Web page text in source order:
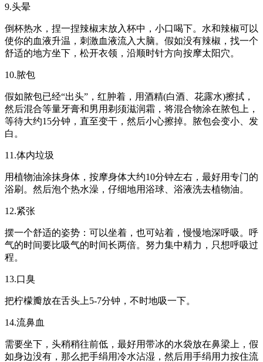
9.头晕
倒杯热水，捏一捏辣椒末放入杯中，小口喝下。水和辣椒可以
使你的血液升温，刺激血液流入大脑。假如没有辣椒，找一个
舒适的地方坐下，松开衣领，沿顺时针方向按摩太阳穴。
10.脓包
假如脓包已经“出头”，红肿着，用酒精(白酒、花露水)擦拭，
然后混合等量牙膏和男用剃须滋润霜，将混合物涂在脓包上，
等待大约15分钟，直至变干，然后小心擦掉。脓包会变小、发
白。
11.体内垃圾
用植物油涂抹身体，按摩身体大约10分钟左右，最好用专门的
浴刷。然后泡个热水澡，仔细地用浴球、浴液洗去植物油。
12.紧张
摆一个舒适的姿势：可以坐着，也可站着，慢慢地深呼吸。呼
气的时间要比吸气的时间长两倍。努力集中精力，只想呼吸过
程。
13.口臭
把柠檬瓣放在舌头上5-7分钟，不时地吸一下。
14.流鼻血
需要坐下，头稍稍往前低，最好用带冰的水袋放在鼻梁上，假
如身边没有，那么把手绢用冷水沾湿，然后用手绢用力按住流